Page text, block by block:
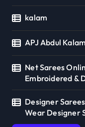
kalam
APJ Abdul
Net Sarees
Embroidered &
Designer
Wear Designer